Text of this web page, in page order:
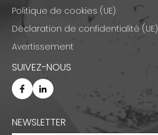
Politique de cookies (UE)
Déclaration de confidentialité (UE)
Avertissement
SUIVEZ-NOUS
NEWSLETTER